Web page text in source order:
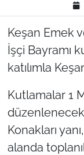
Keşan Emek
İşçi Bayramı
katılımla
Kutlamalar 1
düzenlenecek
Konakları
alanda
TEKİRDAĞ
TÜRKİYE